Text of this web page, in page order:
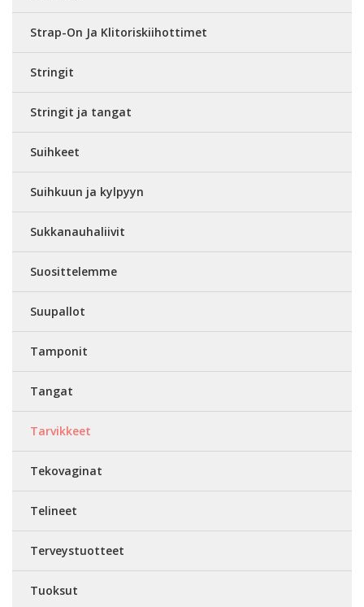
Strap-On Ja Klitoriskiihottimet
Stringit
Stringit ja tangat
Suihkeet
Suihkuun ja kylpyyn
Sukkanauhaliivit
Suosittelemme
Suupallot
Tamponit
Tangat
Tarvikkeet
Tekovaginat
Telineet
Terveystuotteet
Tuoksut